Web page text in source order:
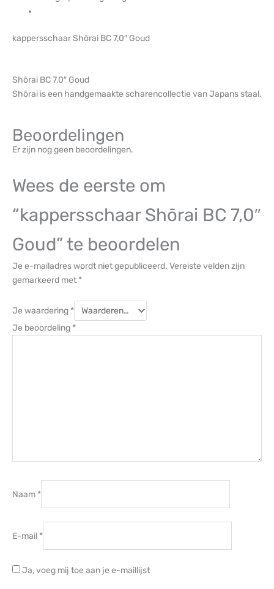
kappersschaar Shōrai BC 7,0″ Goud
Shōrai BC 7,0″ Goud
Shōrai is een handgemaakte scharencollectie van Japans staal.
Beoordelingen
Er zijn nog geen beoordelingen.
Wees de eerste om
“kappersschaar Shōrai BC 7,0″
Goud” te beoordelen
Je e-mailadres wordt niet gepubliceerd. Vereiste velden zijn
gemarkeerd met *
Je waardering *
Je beoordeling *
Naam *
E-mail *
Ja, voeg mij toe aan je e-maillijst